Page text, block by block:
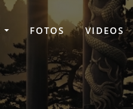
FOTOS VIDEOS